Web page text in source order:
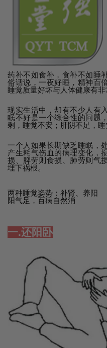
药补不如食补，食补不如睡
俗话说，一夜好睡，精神百
睡觉质量好坏与人体健康有非
现实生活中，却有不少人有
眠不好是一个综合性的问题
剩，睡觉不安；肝阴不足，睡
一个人如果长期缺乏睡眠，
产生耗气伤血的病理变化，
损、脾劳则食损、肺劳则气
埋下祸根。
两种睡觉姿势：补肾、养阳
阳气足，百病自然消
一.还阳卧